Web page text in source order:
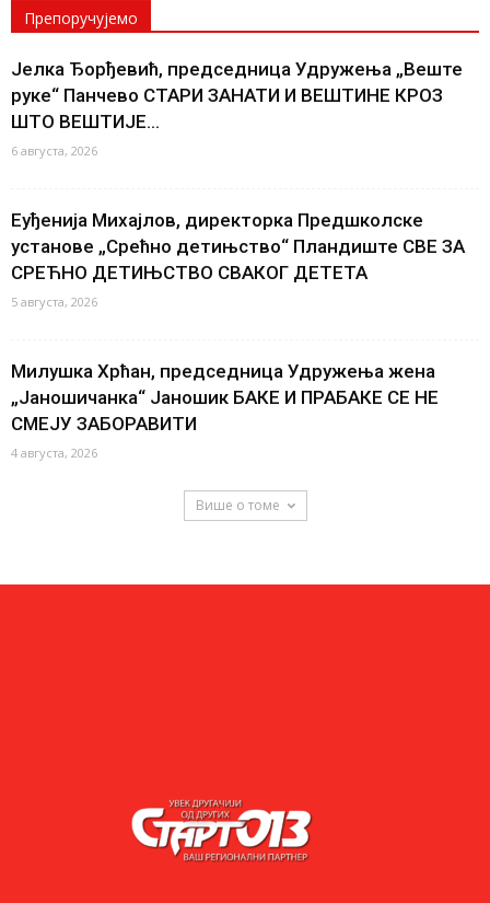
Препоручујемо
Јелка Ђорђевић, председница Удружења „Веште
руке“ Панчево СТАРИ ЗАНАТИ И ВЕШТИНЕ КРОЗ
ШТО ВЕШТИЈЕ...
6 августа, 2026
Еуђенија Михајлов, директорка Предшколске
установе „Срећно детињство“ Пландиште СВЕ ЗА
СРЕЋНО ДЕТИЊСТВО СВАКОГ ДЕТЕТА
5 августа, 2026
Милушка Хрћан, председница Удружења жена
„Јаношичанка“ Јаношик БАКЕ И ПРАБАКЕ СЕ НЕ
СМЕЈУ ЗАБОРАВИТИ
4 августа, 2026
Више о томе